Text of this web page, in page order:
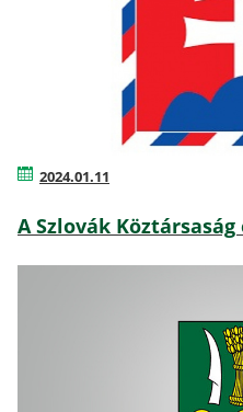
2024.01.11
A Szlovák